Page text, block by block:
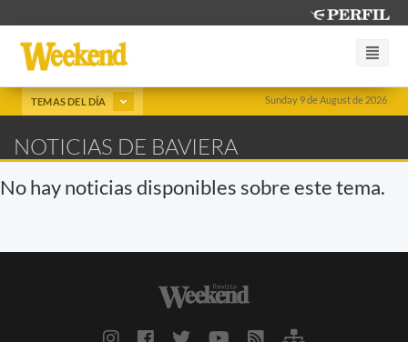
Sunday 9 de August de 2026
TEMAS DEL DÍA
NOTICIAS DE BAVIERA
No hay noticias disponibles sobre este tema.